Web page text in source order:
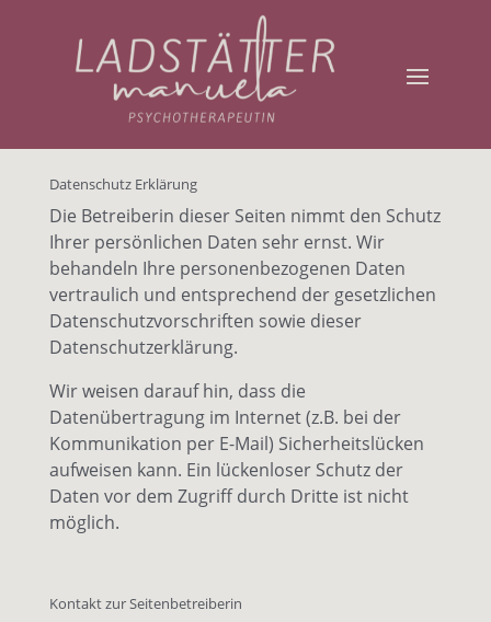
Datenschutz Erklärung
Die Betreiberin dieser Seiten nimmt den Schutz
Ihrer persönlichen Daten sehr ernst. Wir
behandeln Ihre personenbezogenen Daten
vertraulich und entsprechend der gesetzlichen
Datenschutzvorschriften sowie dieser
Datenschutzerklärung.
Wir weisen darauf hin, dass die
Datenübertragung im Internet (z.B. bei der
Kommunikation per E-Mail) Sicherheitslücken
aufweisen kann. Ein lückenloser Schutz der
Daten vor dem Zugriff durch Dritte ist nicht
möglich.
Kontakt zur Seitenbetreiberin